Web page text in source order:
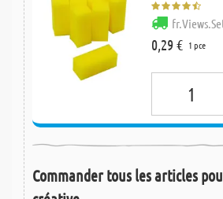
0,29 € 1 pce
Commander tous les articles